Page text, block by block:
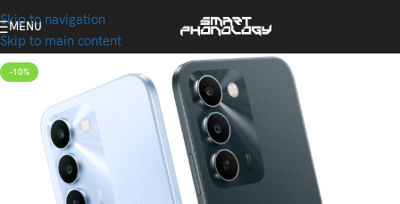
Skip to navigation
Skip to main content
MENU
-10%